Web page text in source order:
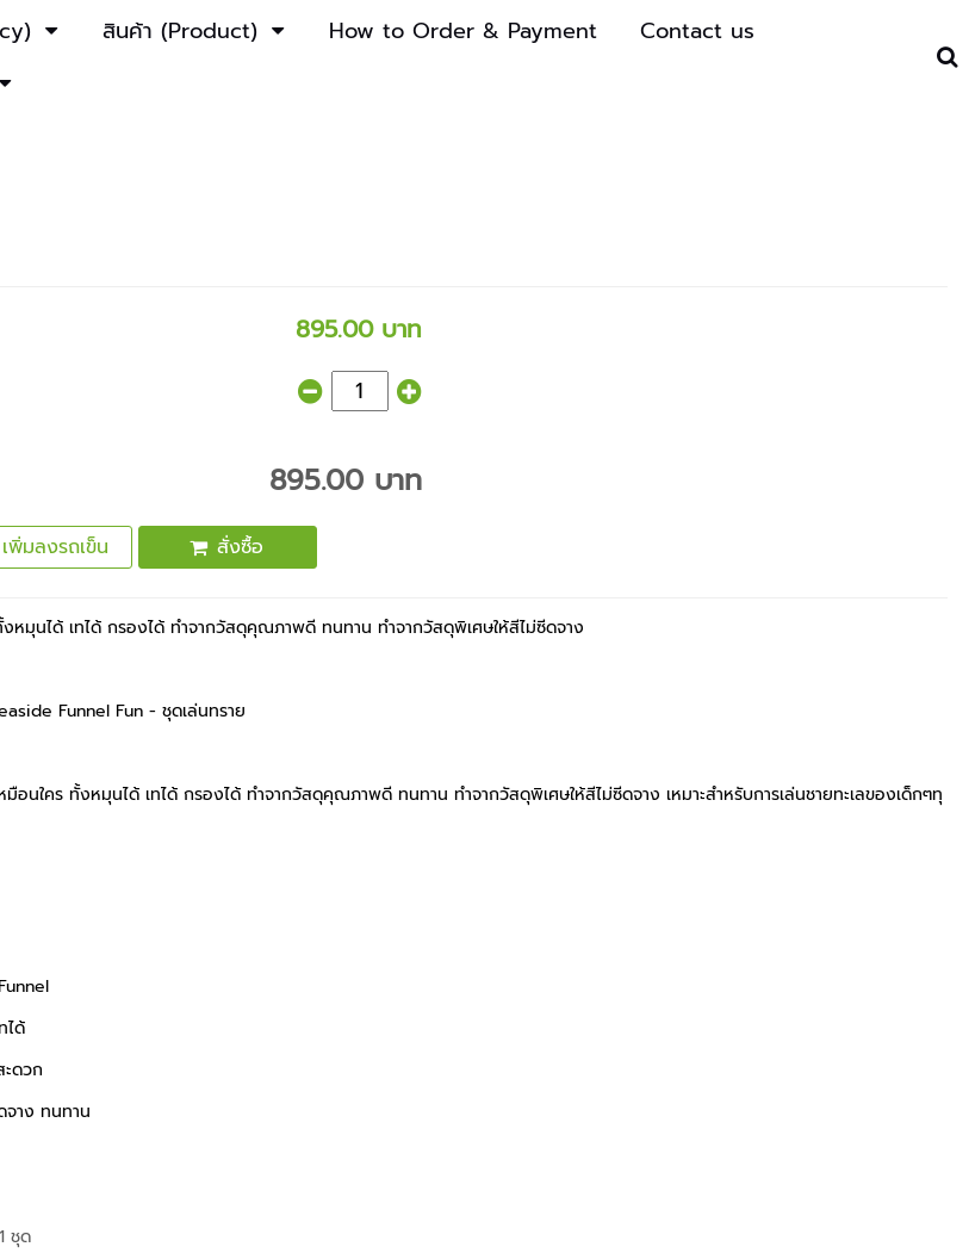
สินค้า (Product) How to Order & Payment
Contact us
895.00 บาท
895.00 บาท
เพิ่มลงรถเข็น สั่งซื้อ
หมุนได้ เทได้ กรองได้ ทำจากวัสดุคุณภาพดี ทนทาน ทำจากวัสดุพิเศษให้สีไม่ซีดจาง
Funnel Fun - ชุดเล่นทราย
มือนใคร ทั้งหมุนได้ เทได้ กรองได้ ทำจากวัสดุคุณภาพดี ทนทาน ทำจากวัสดุพิเศษให้สีไม่ซีดจาง เหมาะสำหรับการเล่นชายทะเลของเด็กๆทุ
ได้
ดวก
จาง ทนทาน
ชุด